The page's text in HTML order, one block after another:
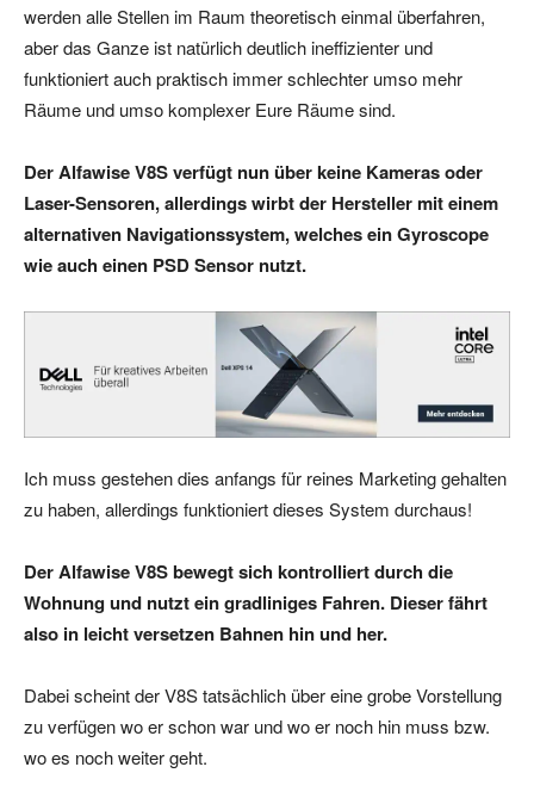
werden alle Stellen im Raum theoretisch einmal überfahren,
aber das Ganze ist natürlich deutlich ineffizienter und
funktioniert auch praktisch immer schlechter umso mehr
Räume und umso komplexer Eure Räume sind.
Der Alfawise V8S verfügt nun über keine Kameras oder
Laser-Sensoren, allerdings wirbt der Hersteller mit einem
alternativen Navigationssystem, welches ein Gyroscope
wie auch einen PSD Sensor nutzt.
Ich muss gestehen dies anfangs für reines Marketing gehalten
zu haben, allerdings funktioniert dieses System durchaus!
Der Alfawise V8S bewegt sich kontrolliert durch die
Wohnung und nutzt ein gradliniges Fahren. Dieser fährt
also in leicht versetzen Bahnen hin und her.
Dabei scheint der V8S tatsächlich über eine grobe Vorstellung
zu verfügen wo er schon war und wo er noch hin muss bzw.
wo es noch weiter geht.